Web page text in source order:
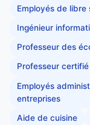
Employés de
Ingénieur
Professeur des
Professeur certifié
Employés
entreprises
Aide de cuisine